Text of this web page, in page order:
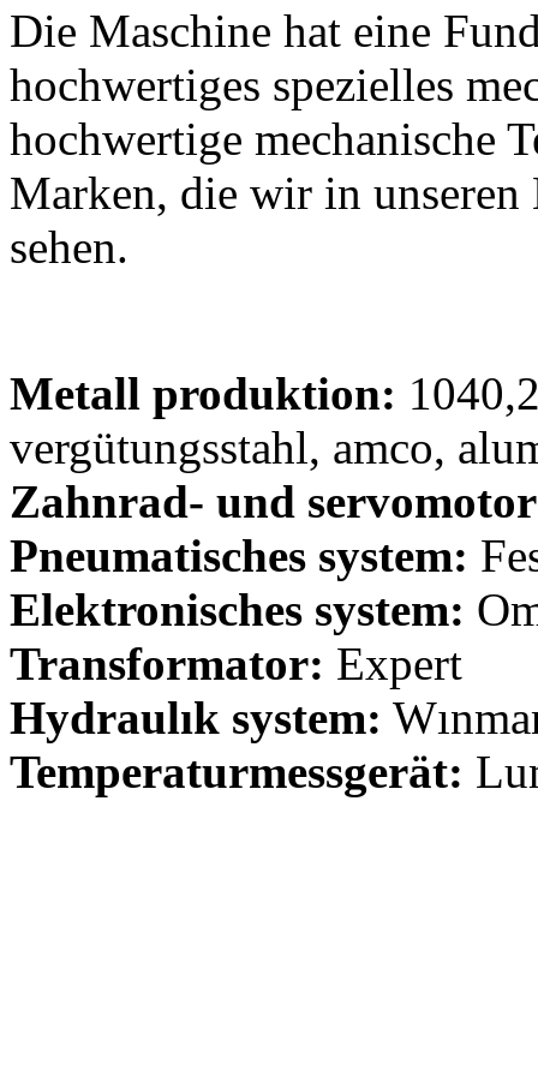
Die Maschine hat eine
hochwertiges spezielles
hochwertige mechanische
Marken, die wir in unseren
sehen.
Metall produktion:
vergütungsstahl, amco,
Zahnrad- und
Pneumatisches system:
Elektronisches system:
Transformator: Expert
Hydraulık system:
Temperaturmessgerät: